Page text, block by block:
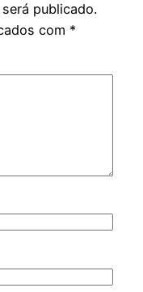
publicado.
com *